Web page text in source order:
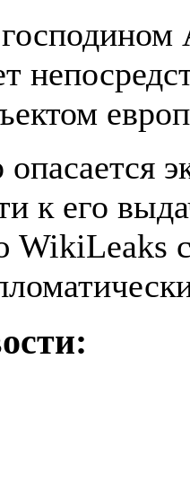
к его
WikiLeaks